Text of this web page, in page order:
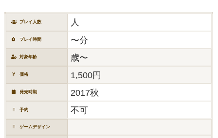
プレイ人数 人
プレイ時間 〜分
対象年齢 歳〜
価格 1,500円
発売時期 2017秋
予約 不可
ゲームデザイン